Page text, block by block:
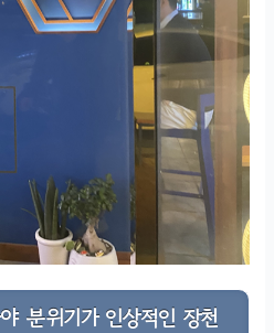
분위기가 인상적인 장천